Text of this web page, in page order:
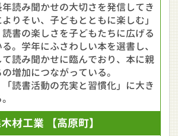
読み聞かせの大切さを発信してき
りそい、子どもとともに楽しむ」
書の楽しさを子どもたちに広げる
。学年にふさわしい本を選書し、
読み聞かせに臨んでおり、本に親
増加につながっている。
読書活動の充実と習慣化」に大き
材工業 【高原町】